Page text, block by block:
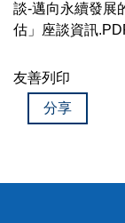
談-邁向永續發展
估」座談資訊
友善列印
分享